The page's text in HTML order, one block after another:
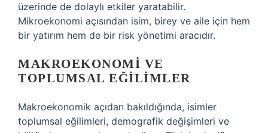
üzerinde de dolaylı etkiler yaratabilir.
Mikroekonomi açısından isim, birey ve aile için hem
bir yatırım hem de bir risk yönetimi aracıdır.
MAKROEKONOMI VE
TOPLUMSAL EĞILIMLER
Makroekonomik açıdan bakıldığında, isimler
toplumsal eğilimleri, demografik değişimleri ve